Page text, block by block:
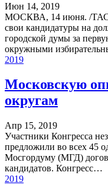
Июн 14, 2019
МОСКВА, 14 июня. /
свои кандидатуры на
городской думы за
окружными
2019
Московскую
округам
Апр 15, 2019
Участники Конгресса
предложили во всех 45
Мосгордуму (МГД)
кандидатов. Конгресс…
2019